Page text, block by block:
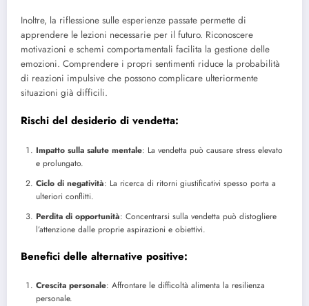
Inoltre, la riflessione sulle esperienze passate permette di
apprendere le lezioni necessarie per il futuro. Riconoscere
motivazioni e schemi comportamentali facilita la gestione delle
emozioni. Comprendere i propri sentimenti riduce la probabilità
di reazioni impulsive che possono complicare ulteriormente
situazioni già difficili.
Rischi del desiderio di vendetta:
Impatto sulla salute mentale: La vendetta può causare stress elevato
e prolungato.
Ciclo di negatività: La ricerca di ritorni giustificativi spesso porta a
ulteriori conflitti.
Perdita di opportunità: Concentrarsi sulla vendetta può distogliere
l’attenzione dalle proprie aspirazioni e obiettivi.
Benefici delle alternative positive:
Crescita personale: Affrontare le difficoltà alimenta la resilienza
personale.